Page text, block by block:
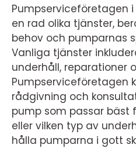
Pumpserviceföretagen
en rad olika tjänster,
behov och pumparnas
Vanliga tjänster
underhåll, reparationer
Pumpserviceföretagen
rådgivning och
pump som passar bäst
eller vilken typ av
hålla pumparna i gott